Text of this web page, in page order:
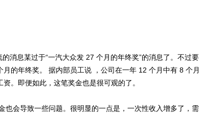
息某过于“一汽大众发 27 个月的年终奖”的消息了。不过要
的年终奖。 据内部员工说 ，公司在一年 12 个月中有 8 个月
。即便如此，这笔奖金也是很可观的了。
会导致一些问题。很明显的一点是，一次性收入增多了，需